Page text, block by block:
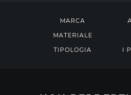
MARCA
MATERIALE
TIPOLOGIA
I